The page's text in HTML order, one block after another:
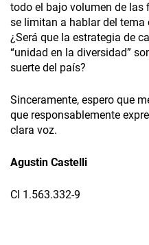
todo el bajo volumen de las
se limitan a hablar del tema
¿Será que la estrategia de
“unidad en la diversidad”
suerte del país?
Sinceramente, espero que
que responsablemente
clara voz.
Agustin Castelli
CI 1.563.332-9